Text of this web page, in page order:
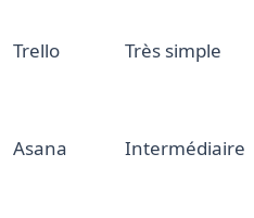
Trello Très simple
Asana Intermédiaire